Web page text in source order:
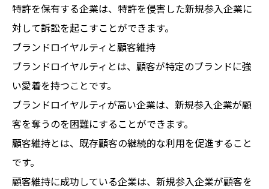
特許を保有する企業は、特許を侵害した新規参入企業に
対して訴訟を起こすことができます。
ブランドロイヤルティと顧客維持
ブランドロイヤルティとは、顧客が特定のブランドに強
い愛着を持つことです。
ブランドロイヤルティが高い企業は、新規参入企業が顧
客を奪うのを困難にすることができます。
顧客維持とは、既存顧客の継続的な利用を促進すること
です。
顧客維持に成功している企業は、新規参入企業が顧客を